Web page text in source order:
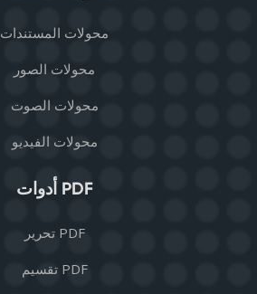
محولات المستندات
محولات الصور
محولات الصوت
محولات الفيديو
أدوات PDF
تحرير PDF
تقسيم PDF